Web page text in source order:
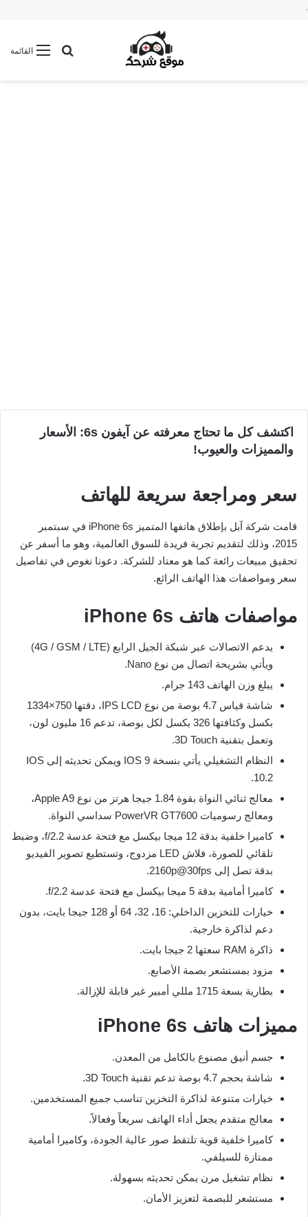
.
القائمةبحث عن
اكتشف كل ما تحتاج معرفته عن آيفون 6s: الأسعار
والمميزات والعيوب!
سعر ومراجعة سريعة للهاتف
قامت شركة آبل بإطلاق هاتفها المتميز iPhone 6s في سبتمبر
2015، وذلك لتقديم تجربة فريدة للسوق العالمية، وهو ما أسفر عن
تحقيق مبيعات رائعة كما هو معتاد للشركة. دعونا نغوص في تفاصيل
سعر ومواصفات هذا الهاتف الرائع.
مواصفات هاتف iPhone 6s
يدعم الاتصالات عبر شبكة الجيل الرابع (4G / GSM / LTE)
ويأتي بشريحة اتصال من نوع Nano.
يبلغ وزن الهاتف 143 جرام.
شاشة قياس 4.7 بوصة من نوع IPS LCD، دقتها 750×1334
بكسل وكثافتها 326 بكسل لكل بوصة، تدعم 16 مليون لون،
وتعمل بتقنية 3D Touch.
النظام التشغيلي يأتي بنسخة IOS 9 ويمكن تحديثه إلى IOS
10.2.
معالج ثنائي النواة بقوة 1.84 جيجا هرتز من نوع Apple A9،
ومعالج رسوميات PowerVR GT7600 سداسي النواة.
كاميرا خلفية بدقة 12 ميجا بيكسل مع فتحة عدسة f/2.2، وضبط
تلقائي للصورة، فلاش LED مزدوج، وتستطيع تصوير الفيديو
بدقة تصل إلى 2160p@30fps.
كاميرا أمامية بدقة 5 ميجا بيكسل مع فتحة عدسة f/2.2.
خيارات للتخزين الداخلي: 16، 32، 64 أو 128 جيجا بايت، بدون
دعم لذاكرة خارجية.
ذاكرة RAM سعتها 2 جيجا بايت.
مزود بمستشعر بصمة الأصابع.
بطارية بسعة 1715 مللي أمبير غير قابلة للإزالة.
مميزات هاتف iPhone 6s
جسم أنيق مصنوع بالكامل من المعدن.
شاشة بحجم 4.7 بوصة تدعم تقنية 3D Touch.
خيارات متنوعة لذاكرة التخزين تناسب جميع المستخدمين.
معالج متقدم يجعل أداء الهاتف سريعاً وفعالاً.
كاميرا خلفية قوية تلتقط صور عالية الجودة، وكاميرا أمامية
ممتازة للسيلفي.
نظام تشغيل مرن يمكن تحديثه بسهولة.
مستشعر للبصمة لتعزيز الأمان.